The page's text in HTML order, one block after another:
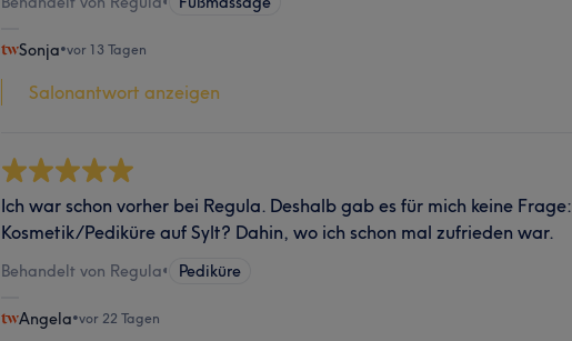
Sonja•vor 13 Tagen
Salonantwort anzeigen
Ich war schon vorher bei Regula. Deshalb gab es für mich keine Frage:
Kosmetik/Pediküre auf Sylt? Dahin, wo ich schon mal zufrieden war.
Behandelt von Regula• Pediküre
Angela•vor 22 Tagen